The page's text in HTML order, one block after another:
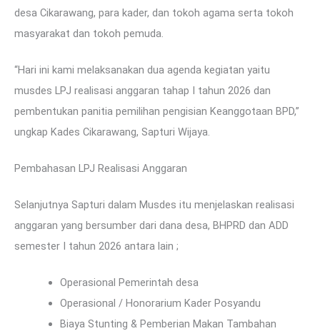
desa Cikarawang, para kader, dan tokoh agama serta tokoh
masyarakat dan tokoh pemuda.
“Hari ini kami melaksanakan dua agenda kegiatan yaitu
musdes LPJ realisasi anggaran tahap I tahun 2026 dan
pembentukan panitia pemilihan pengisian Keanggotaan BPD,”
ungkap Kades Cikarawang, Sapturi Wijaya.
Pembahasan LPJ Realisasi Anggaran
Selanjutnya Sapturi dalam Musdes itu menjelaskan realisasi
anggaran yang bersumber dari dana desa, BHPRD dan ADD
semester I tahun 2026 antara lain ;
Operasional Pemerintah desa
Operasional / Honorarium Kader Posyandu
Biaya Stunting & Pemberian Makan Tambahan